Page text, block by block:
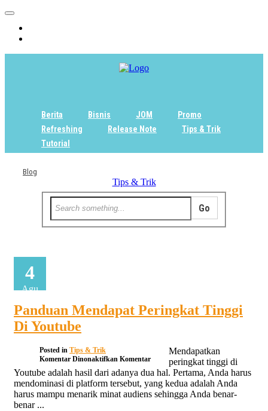
Berita Bisnis JOM
Promo
Refreshing
Release Note
Tips & Trik
Tutorial
Blog
Tips & Trik
4
Agu
Panduan Mendapat Peringkat Tinggi
Di Youtube
Posted in Tips & Trik
Komentar Dinonaktifkan pada
Panduan
Mendapat
Peringkat
Tinggi
Komentar
Mendapatkan
peringkat tinggi di
Youtube adalah hasil dari adanya dua hal. Pertama, Anda harus
mendominasi di platform tersebut, yang kedua adalah Anda
harus mampu menarik minat audiens sehingga Anda benar-
benar ...